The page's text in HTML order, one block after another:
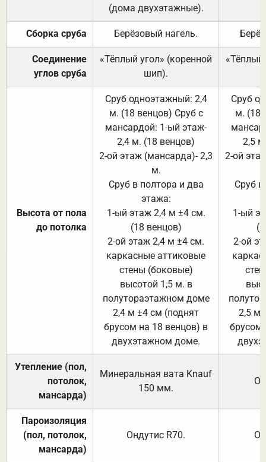
(дома двухэтажные).
Сборка сруба Берёзовый нагель.
Соединение
углов сруба
«Тёплый угол» (коренной
шип).
«Тёплый
Высота от пола
до потолка
Сруб одноэтажный: 2,4
м. (18 венцов) Сруб с
мансардой: 1-ый этаж-
2,4 м. (18 венцов)
2-ой этаж (мансарда)- 2,3
м.
Сруб в полтора и два
этажа:
1-ый этаж 2,4 м ±4 см.
(18 венцов)
2-ой этаж 2,4 м ±4 см.
каркасные аттиковые
стены (боковые)
высотой 1,5 м. в
полутораэтажном доме
2,4 м ±4 см (поднят
брусом на 18 венцов) в
двухэтажном доме.
Сруб
м. (18
2,5
2-ой
Сруб
1-ый
2-ой
2,5 м
брусом
Утепление (пол,
потолок,
мансарда)
Минеральная вата Knauf
150 мм.
Пароизоляция
(пол, потолок,
мансарда)
Ондутис R70.